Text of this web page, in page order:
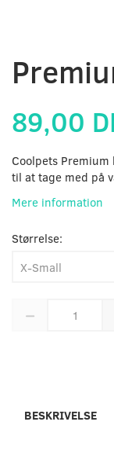
89,00
Coolpets
til at tage med på
Mere information
Størrelse:
BESKRIVELSE